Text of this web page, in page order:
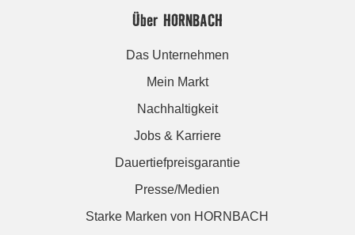
Über HORNBACH
Das Unternehmen
Mein Markt
Nachhaltigkeit
Jobs & Karriere
Dauertiefpreisgarantie
Presse/Medien
Starke Marken von HORNBACH